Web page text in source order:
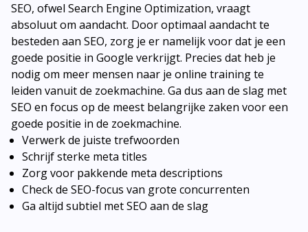
SEO, ofwel Search Engine Optimization, vraagt
absoluut om aandacht. Door optimaal aandacht te
besteden aan SEO, zorg je er namelijk voor dat je een
goede positie in Google verkrijgt. Precies dat heb je
nodig om meer mensen naar je online training te
leiden vanuit de zoekmachine. Ga dus aan de slag met
SEO en focus op de meest belangrijke zaken voor een
goede positie in de zoekmachine.
Verwerk de juiste trefwoorden
Schrijf sterke meta titles
Zorg voor pakkende meta descriptions
Check de SEO-focus van grote concurrenten
Ga altijd subtiel met SEO aan de slag